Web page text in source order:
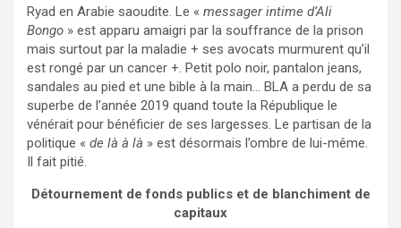
Ryad en Arabie saoudite. Le « messager intime d’Ali
Bongo » est apparu amaigri par la souffrance de la prison
mais surtout par la maladie + ses avocats murmurent qu’il
est rongé par un cancer +. Petit polo noir, pantalon jeans,
sandales au pied et une bible à la main… BLA a perdu de sa
superbe de l’année 2019 quand toute la République le
vénérait pour bénéficier de ses largesses. Le partisan de la
politique « de là à là » est désormais l’ombre de lui-même.
Il fait pitié.
Détournement de fonds publics et de blanchiment de
capitaux